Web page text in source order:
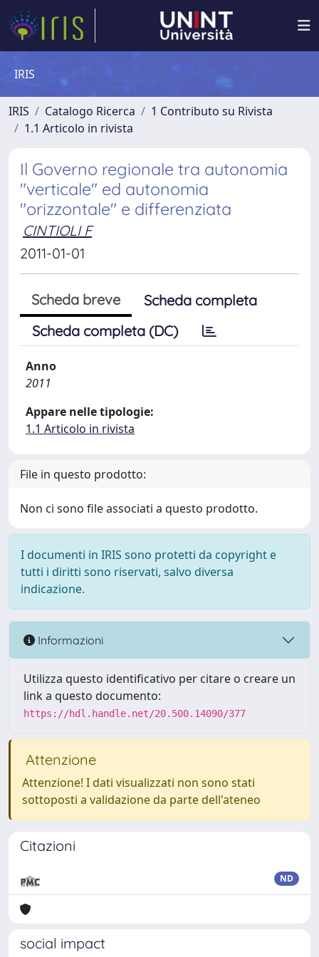
IRIS
IRIS Catalogo Ricerca
1 Contributo su Rivista
1.1 Articolo in rivista
Il Governo regionale tra autonomia
"verticale" ed autonomia
"orizzontale" e differenziata
CINTIOLI F
2011-01-01
Scheda breve
Scheda completa
Scheda completa (DC)
Anno
2011
Appare nelle tipologie:
1.1 Articolo in rivista
File in questo prodotto:
Non ci sono file associati a questo prodotto.
I documenti in IRIS sono protetti da copyright e
tutti i diritti sono riservati, salvo diversa
indicazione.
Informazioni
Utilizza questo identificativo per citare o creare un
link a questo documento:
https://hdl.handle.net/20.500.14090/377
Attenzione
Attenzione! I dati visualizzati non sono stati
sottoposti a validazione da parte dell'ateneo
Citazioni
ND
social impact